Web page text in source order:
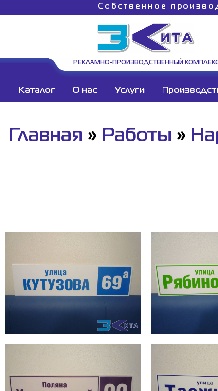
Собственное
РЕКЛАМНО-ПРОИЗВОДСТВЕННЫЙ
Каталог О нас Услуги
Главная » Работы »